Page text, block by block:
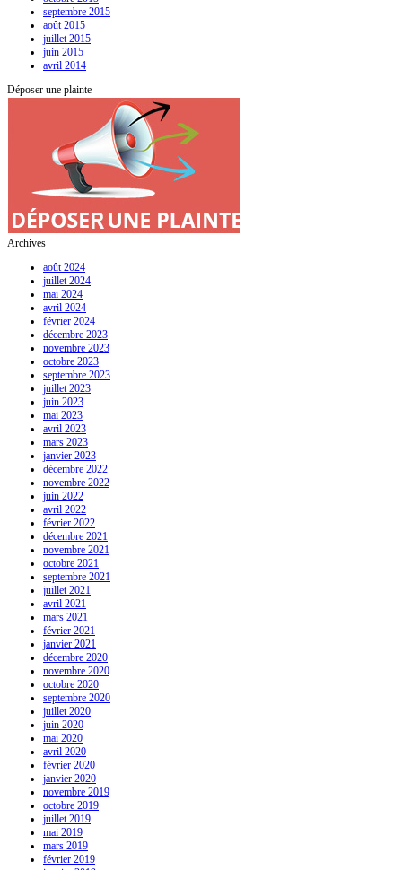
septembre 2015
août 2015
juillet 2015
juin 2015
avril 2014
Déposer une plainte
Archives
août 2024
juillet 2024
mai 2024
avril 2024
février 2024
décembre 2023
novembre 2023
octobre 2023
septembre 2023
juillet 2023
juin 2023
mai 2023
avril 2023
mars 2023
janvier 2023
décembre 2022
novembre 2022
juin 2022
avril 2022
février 2022
décembre 2021
novembre 2021
octobre 2021
septembre 2021
juillet 2021
avril 2021
mars 2021
février 2021
janvier 2021
décembre 2020
novembre 2020
octobre 2020
septembre 2020
juillet 2020
juin 2020
mai 2020
avril 2020
février 2020
janvier 2020
novembre 2019
octobre 2019
juillet 2019
mai 2019
mars 2019
février 2019